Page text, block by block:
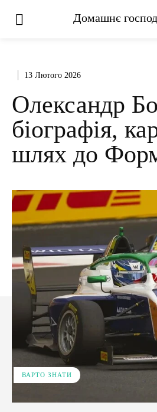
Домашнє
13 Лютого 2026
Олександр
біографія,
шлях до
ВАРТО ЗНАТИ